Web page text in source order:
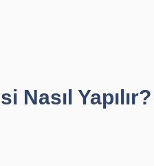
Nasıl Yapılır?